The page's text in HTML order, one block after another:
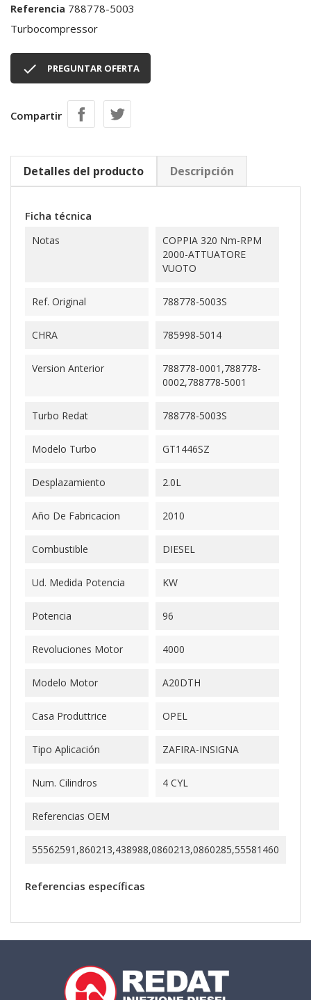
Referencia 788778-5003
Turbocompressor
 PREGUNTAR OFERTA
Compartir
Detalles del producto Descripción
Ficha técnica
Notas
COPPIA 320 Nm-RPM
2000-ATTUATORE
VUOTO
Ref. Original 788778-5003S
CHRA 785998-5014
Version Anterior
788778-0001,788778-
0002,788778-5001
Turbo Redat 788778-5003S
Modelo Turbo GT1446SZ
Desplazamiento 2.0L
Año De Fabricacion 2010
Combustible DIESEL
Ud. Medida Potencia KW
Potencia 96
Revoluciones Motor 4000
Modelo Motor A20DTH
Casa Produttrice OPEL
Tipo Aplicación ZAFIRA-INSIGNA
Num. Cilindros 4 CYL
Referencias OEM
55562591,860213,438988,0860213,0860285,55581460
Referencias específicas